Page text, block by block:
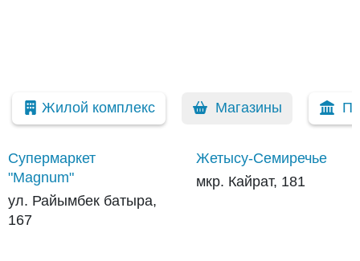
Жилой комплекс Магазины
Супермаркет
"Magnum"
ул. Райымбек батыра,
167
Жетысу-Семиречье
мкр. Кайрат, 181